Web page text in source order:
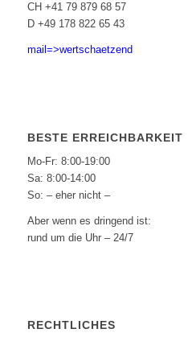
CH +41 79 879 68 57
D +49 178 822 65 43
mail=>wertschaetzend
BESTE ERREICHBARKEIT
Mo-Fr: 8:00-19:00
Sa: 8:00-14:00
So: – eher nicht –
Aber wenn es dringend ist:
rund um die Uhr – 24/7
RECHTLICHES